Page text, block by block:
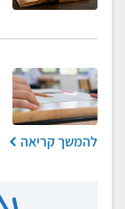
להמשך קריאה